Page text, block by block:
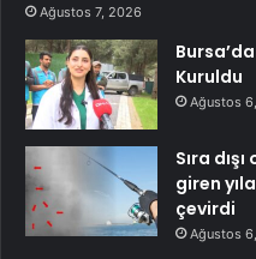
Ağustos 7, 2026
Kuruldu
Ağustos
Sıra
giren
çevirdi
Ağustos